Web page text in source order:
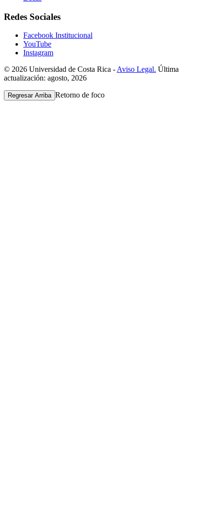
Redes Sociales
Facebook Institucional
YouTube
Instagram
© 2026 Universidad de Costa Rica - Aviso Legal. Última
actualización: agosto, 2026
Regresar Arriba Retorno de foco